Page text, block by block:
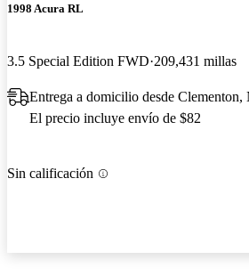
1998 Acura RL
3.5 Special Edition FWD 209,431 millas
Entrega a domicilio desde Clementon,
El precio incluye envío de $82
Sin calificación